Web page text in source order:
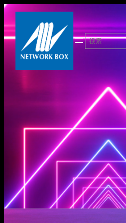
跳
至
内
容
搜
索